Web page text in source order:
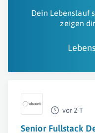
Dein Lebenslauf
zeigen
vor 2 T
Senior Fullstack